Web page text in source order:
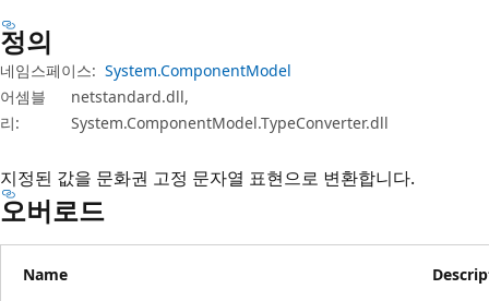
정의
네임스페이스: System.ComponentModel
어셈블
리:
netstandard.dll,
System.ComponentModel.TypeConverter.dll
지정된 값을 문화권 고정 문자열 표현으로 변환합니다.
오버로드
Name